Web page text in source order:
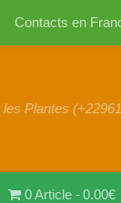
Contacts en
Plantes
0 Article 0.00€